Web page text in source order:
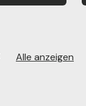
Alle anzeigen